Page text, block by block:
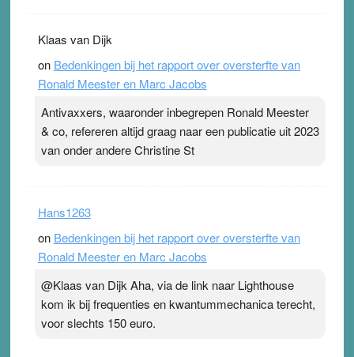
Klaas van Dijk
on Bedenkingen bij het rapport over oversterfte van
Ronald Meester en Marc Jacobs
Antivaxxers, waaronder inbegrepen Ronald Meester
& co, refereren altijd graag naar een publicatie uit 2023
van onder andere Christine St
Hans1263
on Bedenkingen bij het rapport over oversterfte van
Ronald Meester en Marc Jacobs
@Klaas van Dijk Aha, via de link naar Lighthouse
kom ik bij frequenties en kwantummechanica terecht,
voor slechts 150 euro.